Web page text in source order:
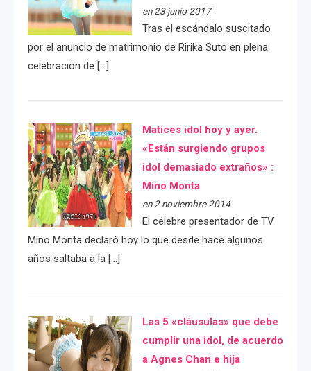
en 23 junio 2017
Tras el escándalo suscitado
por el anuncio de matrimonio de Ririka Suto en plena
celebración de […]
Matices idol hoy y ayer.
«Están surgiendo grupos
idol demasiado extraños» :
Mino Monta
en 2 noviembre 2014
El célebre presentador de TV
Mino Monta declaró hoy lo que desde hace algunos
años saltaba a la […]
Las 5 «cláusulas» que debe
cumplir una idol, de acuerdo
a Agnes Chan e hija